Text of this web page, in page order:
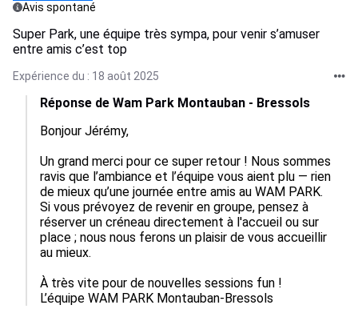
Avis spontané
Super Park, une équipe très sympa, pour venir s’amuser
entre amis c’est top
Expérience du : 18 août 2025
Réponse de Wam Park Montauban - Bressols
Bonjour Jérémy,
Un grand merci pour ce super retour ! Nous sommes
ravis que l’ambiance et l’équipe vous aient plu — rien
de mieux qu’une journée entre amis au WAM PARK.
Si vous prévoyez de revenir en groupe, pensez à
réserver un créneau directement à l'accueil ou sur
place ; nous nous ferons un plaisir de vous accueillir
au mieux.
À très vite pour de nouvelles sessions fun !
L’équipe WAM PARK Montauban-Bressols